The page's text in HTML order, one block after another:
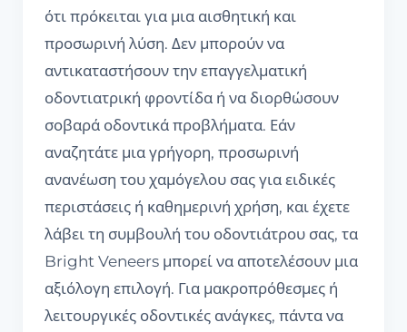
ότι πρόκειται για μια αισθητική και
προσωρινή λύση. Δεν μπορούν να
αντικαταστήσουν την επαγγελματική
οδοντιατρική φροντίδα ή να διορθώσουν
σοβαρά οδοντικά προβλήματα. Εάν
αναζητάτε μια γρήγορη, προσωρινή
ανανέωση του χαμόγελου σας για ειδικές
περιστάσεις ή καθημερινή χρήση, και έχετε
λάβει τη συμβουλή του οδοντιάτρου σας, τα
Bright Veneers μπορεί να αποτελέσουν μια
αξιόλογη επιλογή. Για μακροπρόθεσμες ή
λειτουργικές οδοντικές ανάγκες, πάντα να